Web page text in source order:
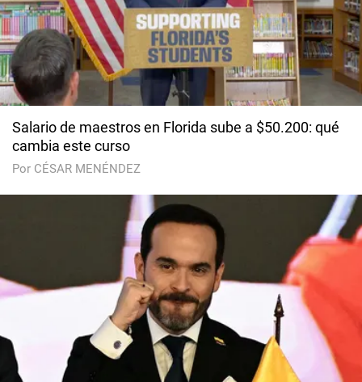
Salario de maestros en Florida sube a $50.200: qué
cambia este curso
Por CÉSAR MENÉNDEZ